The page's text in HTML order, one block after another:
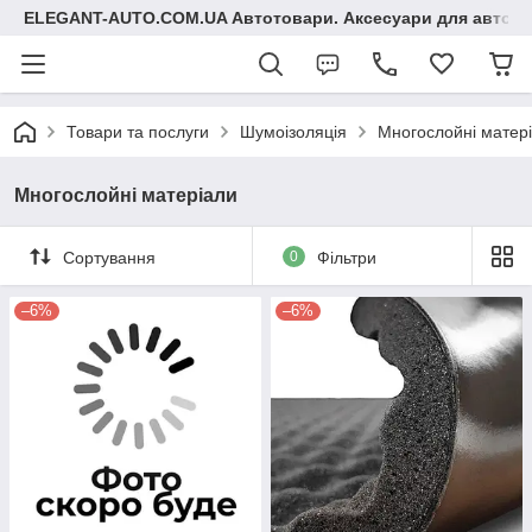
ELEGANT-AUTO.COM.UA Автотовари. Аксесуари для авто
Товари та послуги Шумоізоляція Многослойні
Многослойні матеріали
Сортування 0 Фільтри
–6% –6%